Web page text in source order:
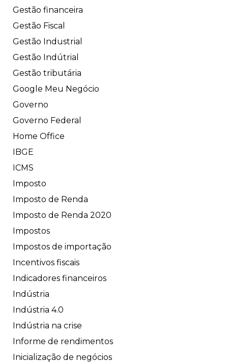
Gestão financeira
Gestão Fiscal
Gestão Industrial
Gestão Indútrial
Gestão tributária
Google Meu Negócio
Governo
Governo Federal
Home Office
IBGE
ICMS
Imposto
Imposto de Renda
Imposto de Renda 2020
Impostos
Impostos de importação
Incentivos fiscais
Indicadores financeiros
Indústria
Indústria 4.0
Indústria na crise
Informe de rendimentos
Inicialização de negócios